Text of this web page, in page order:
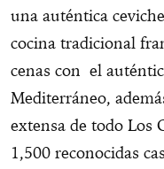
una auténtica
cocina tradicional
cenas con el
Mediterráneo,
extensa de todo Los
1,500 reconocidas